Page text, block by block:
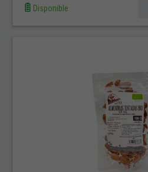
Disponible